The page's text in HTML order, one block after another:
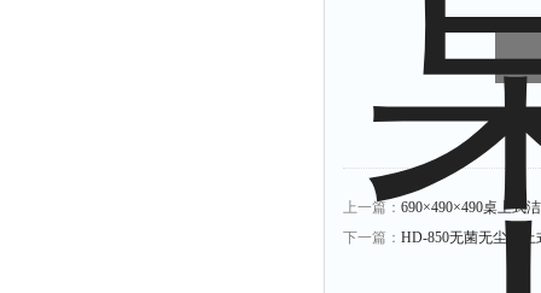
上一篇： 690×490×490桌上式
下一篇： HD-850无菌无尘桌